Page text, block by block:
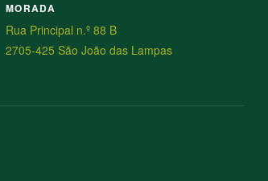
MORADA
Rua Principal n.º 88 B
2705-425 São João das Lampas